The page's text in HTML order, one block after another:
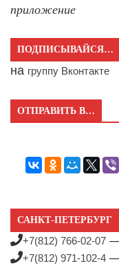
приложение
ПОДПИСЫВАЙСЯ…
на группу Вконтакте
ОТПРАВИТЬ В…
САНКТ-ПЕТЕРБУРГ
+7(812) 766-02-07 —
+7(812) 971-102-4 —